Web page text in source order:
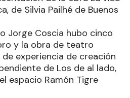
de Silvia Pailhé de Buenos
Jorge Coscia hubo cinco
y la obra de teatro
experiencia de creación
de Los de al lado,
espacio Ramón Tigre